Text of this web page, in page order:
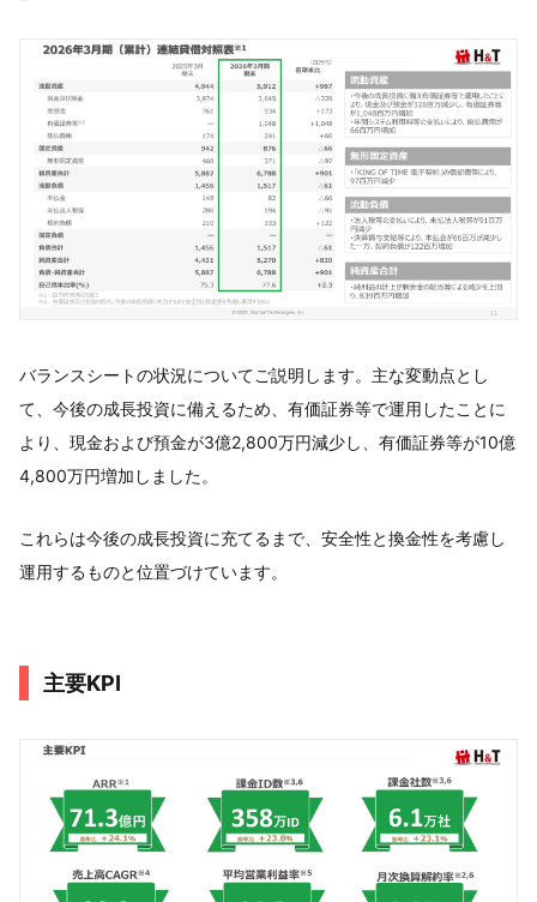
バランスシートの状況についてご説明します。主な変動点とし
て、今後の成長投資に備えるため、有価証券等で運用したことに
より、現金および預金が3億2,800万円減少し、有価証券等が10億
4,800万円増加しました。
これらは今後の成長投資に充てるまで、安全性と換金性を考慮し
運用するものと位置づけています。
主要KPI